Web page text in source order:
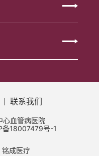
联系我们
血管病医院
备18007479号-1
成医疗